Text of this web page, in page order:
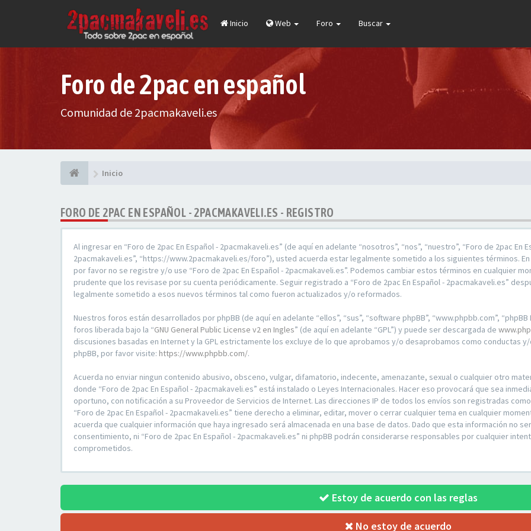
Inicio Web Foro Buscar
Foro de 2pac en español
Comunidad de 2pacmakaveli.es
Inicio
FORO DE 2PAC EN ESPAÑOL - 2PACMAKAVELI.ES - REGISTRO
Al ingresar en “Foro de 2pac En Español - 2pacmakaveli.es” (de aquí en adelante “nosotros”, “nos”, “nuestro”, “Foro de 2pac En
2pacmakaveli.es”, “https://www.2pacmakaveli.es/foro”), usted acuerda estar legalmente sometido a los siguientes términos.
por favor no se registre y/o use “Foro de 2pac En Español - 2pacmakaveli.es”. Podemos cambiar estos términos en cualquier
prudente que los revisase por su cuenta periódicamente. Seguir registrado a “Foro de 2pac En Español - 2pacmakaveli.es”
legalmente sometido a esos nuevos términos tal como fueron actualizados y/o reformados.
Nuestros foros están desarrollados por phpBB (de aquí en adelante “ellos”, “sus”, “software phpBB”, “www.phpbb.com”, “phpBB
foros liberada bajo la “GNU General Public License v2 en Ingles” (de aquí en adelante “GPL”) y puede ser descargada de
discusiones basadas en Internet y la GPL estrictamente los excluye de lo que aprobamos y/o desaprobamos como conductas
phpBB, por favor visite: https://www.phpbb.com/.
Acuerda no enviar ningun contenido abusivo, obsceno, vulgar, difamatorio, indecente, amenazante, sexual o cualquier otro
donde “Foro de 2pac En Español - 2pacmakaveli.es” está instalado o Leyes Internacionales. Hacer eso provocará que sea
oportuno, con notificación a su Proveedor de Servicios de Internet. Las direcciones IP de todos los envíos son registradas
“Foro de 2pac En Español - 2pacmakaveli.es” tiene derecho a eliminar, editar, mover o cerrar cualquier tema en cualquier
acuerda que cualquier información que haya ingresado será almacenada en una base de datos. Dado que esta información no
consentimiento, ni “Foro de 2pac En Español - 2pacmakaveli.es” ni phpBB podrán considerarse responsables por cualquier
comprometidos.
Estoy de acuerdo con las reglas
No estoy de acuerdo